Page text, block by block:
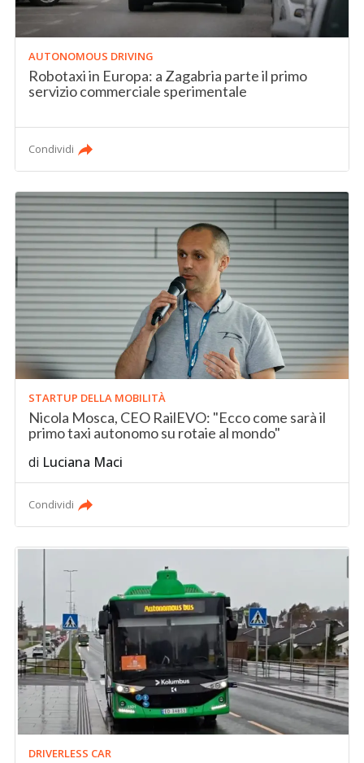
AUTONOMOUS DRIVING
Robotaxi in Europa: a Zagabria parte il primo
servizio commerciale sperimentale
Condividi
STARTUP DELLA MOBILITÀ
Nicola Mosca, CEO RailEVO: "Ecco come sarà il
primo taxi autonomo su rotaie al mondo"
di Luciana Maci
Condividi
DRIVERLESS CAR